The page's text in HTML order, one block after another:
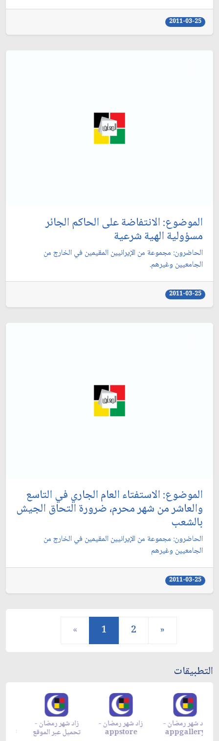
2011-03-25
الموضوع: الانتفاضة على الحاكم الجائر
مسؤولية الهية شرعية
الحاضرون: مجموعة من الإيرانيين المقيمين في الخارج من
الجامعيين وغيرهم.
2011-03-25
الموضوع: الاستفتاء العام الجاري في التاسع
والعاشر من شهر محرم، ضرورة التحاق الجيش
بالشعب
الحاضرون: مجموعة من الإيرانيين المقيمين في الخارج من
الجامعيين وغيرهم‏
2011-03-25
« 1 2 »
التطبيقات
زاد شهر رمضان -
تحميل عبر الموقع
زاد شهر رمضان -
appstore
زاد شهر رمضان -
appgallery